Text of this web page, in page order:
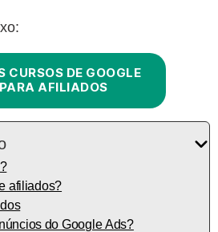
CURSOS DE GOOGLE
AFILIADOS
afiliados?
do Google Ads?